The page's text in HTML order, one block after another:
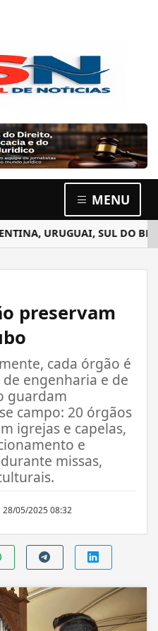
MENU
URUGUAI, SUL DO BRASIL
preservam
cada órgão é
engenharia e de
guardam
campo: 20 órgãos
igrejas e capelas,
e
missas,
28/05/2025 08:32